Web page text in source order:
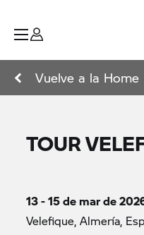
Vuelve a la Home
TOUR
13 - 15 de mar de
Velefique, Almería,